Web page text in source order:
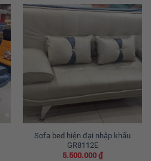
Sofa bed hiện đại nhập khẩu
GR8112E
5.500.000 ₫